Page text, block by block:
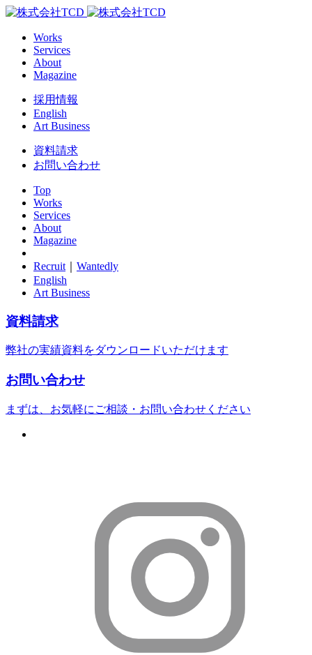
Works
Services
About
Magazine
採用情報
English
Art Business
資料請求
お問い合わせ
Top
Works
Services
About
Magazine
Recruit
Wantedly
English
Art Business
資料請求
弊社の実績資料をダウンロードいただけます
お問い合わせ
まずは、お気軽にご相談・お問い合わせください